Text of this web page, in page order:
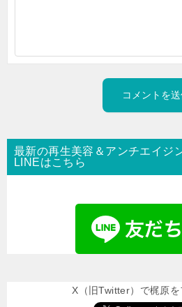
最新の再生美容＆アンチエイジ
LINEはこちら
X（旧Twitter）で梶原を